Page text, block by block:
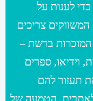
לענות על
צריכים
המוכרות ברשת –
וידיאו, ספרים
תעזור להם